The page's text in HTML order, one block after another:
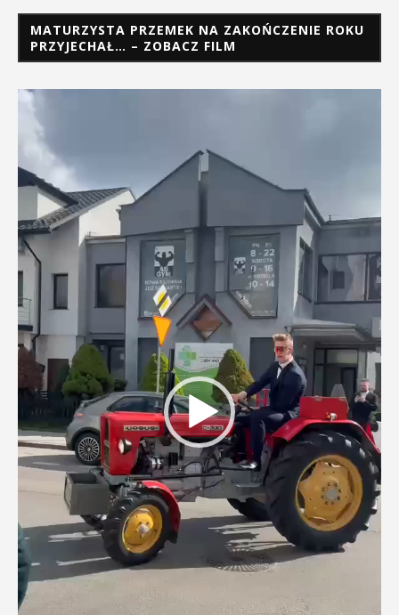
MATURZYSTA PRZEMEK NA ZAKOŃCZENIE ROKU
PRZYJECHAŁ… – ZOBACZ FILM
Odtwarzacz